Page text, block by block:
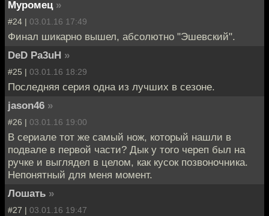
Муромец »
#24 | 03.01.16 17:49
Финал шикарно вышел, абсолютно "Эшевский".
DeD Pa3uH »
#25 | 03.01.16 18:29
Последняя серия одна из лучших в сезоне.
jason46 »
#26 | 03.01.16 19:00
В сериале тот же самый нож, который нашли в
подвале в первой части? Дык у того череп был на
ручке и выглядел в целом, как кусок позвоночника.
Непонятный для меня момент.
Лошать »
#27 | 03.01.16 19:47